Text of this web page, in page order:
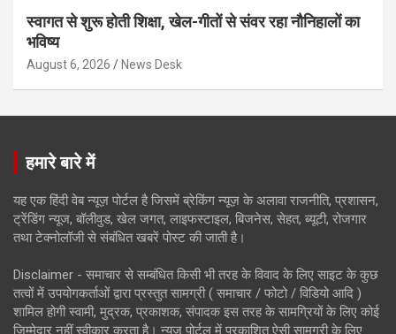
स्वागत से शुरू होती शिक्षा, खेल-गीतों से संवर रहा नौनिहालों का
भविष्य
August 6, 2026 News Desk
हमारे बारे में
यह एक हिंदी वेब न्यूज़ पोर्टल है जिसमें ब्रेकिंग न्यूज़ के अलावा राजनीति, प्रशासन,
ट्रेंडिंग न्यूज, बॉलीवुड, खेल जगत, लाइफस्टाइल, बिजनेस, सेहत, ब्यूटी, रोजगार
तथा टेक्नोलॉजी से संबंधित खबरें पोस्ट की जाती है।
Disclaimer - समाचार से सम्बंधित किसी भी तरह के विवाद के लिए साइट के कुछ
तत्वों में उपयोगकर्ताओं द्वारा प्रस्तुत सामग्री ( समाचार / फोटो / विडियो आदि )
शामिल होगी स्वामी, मुद्रक, प्रकाशक, संपादक इस तरह के सामग्रियों के लिए कोई